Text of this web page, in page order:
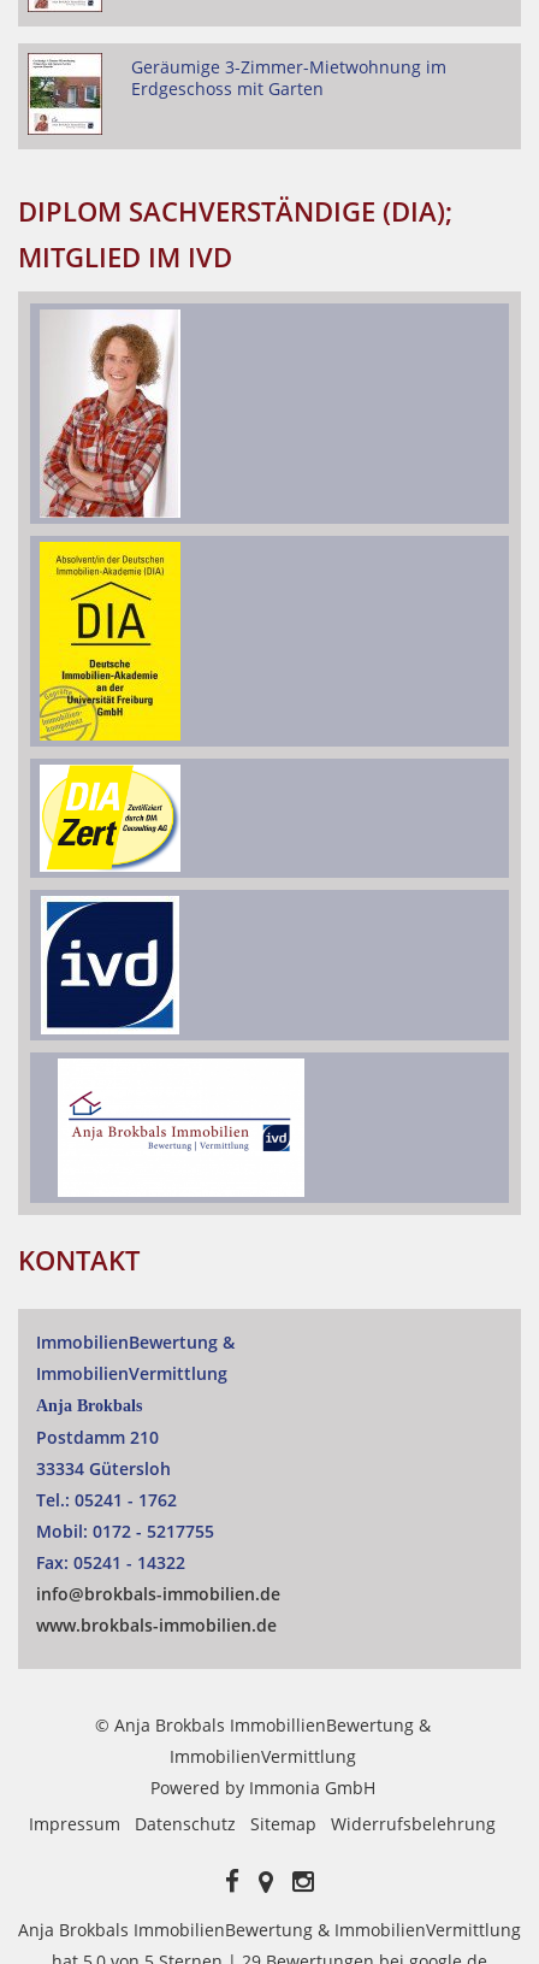
Geräumige 3-Zimmer-Mietwohnung im
Erdgeschoss mit Garten
DIPLOM SACHVERSTÄNDIGE (DIA);
MITGLIED IM IVD
KONTAKT
ImmobilienBewertung &
ImmobilienVermittlung
Anja Brokbals
Postdamm 210
33334 Gütersloh
Tel.: 05241 - 1762
Mobil: 0172 - 5217755
Fax: 05241 - 14322
info@brokbals-immobilien.de
www.brokbals-immobilien.de
© Anja Brokbals ImmobillienBewertung &
ImmobilienVermittlung
Powered by Immonia GmbH
Impressum
Datenschutz Sitemap Widerrufsbelehrung
Anja Brokbals ImmobilienBewertung & ImmobilienVermittlung